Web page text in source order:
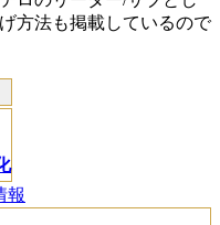
方法も掲載しているので
報